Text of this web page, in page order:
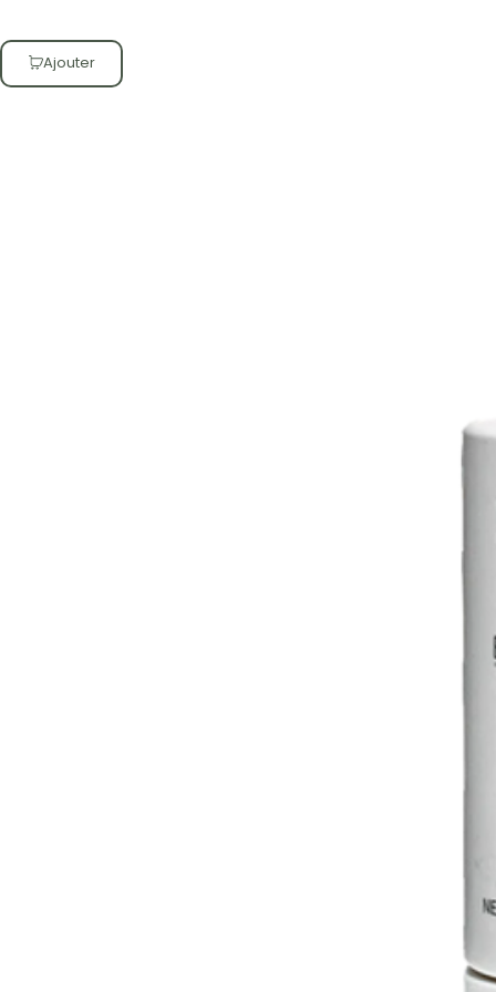
Ajouter